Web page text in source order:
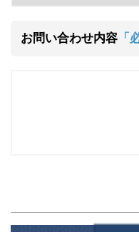
お問い合わせ内容「